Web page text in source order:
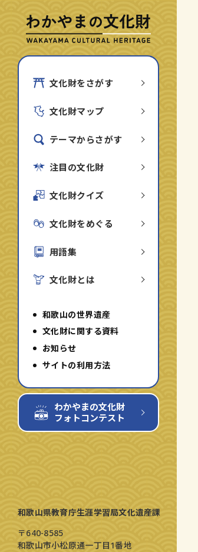
文化財をさがす
文化財マップ
テーマからさがす
注目の文化財
文化財クイズ
文化財をめぐる
用語集
文化財とは
和歌山の世界遺産
文化財に関する資料
お知らせ
サイトの利用方法
わかやまの文化財
フォトコンテスト
和歌山県教育庁生涯学習局文化遺産課
〒640-8585
和歌山市小松原通一丁目1番地